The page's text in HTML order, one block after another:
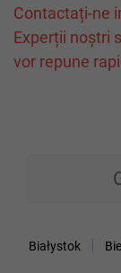
Contactați-ne
Experții noștri
vor repune
Białystok